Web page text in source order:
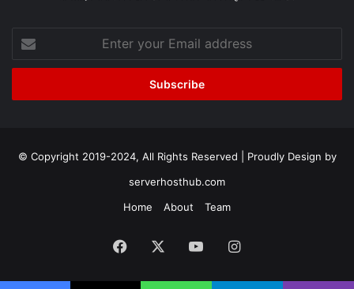
your
Email
© Copyright 2019-2024, All Rights Reserved | Proudly Design by
serverhosthub.com
Home
About Team
Facebook YouTubeInstagram